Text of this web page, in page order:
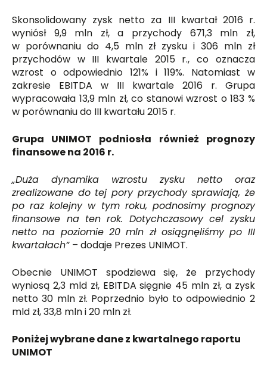
Skonsolidowany zysk netto za III kwartał 2016 r.
wyniósł 9,9 mln zł, a przychody 671,3 mln zł,
w porównaniu do 4,5 mln zł zysku i 306 mln zł
przychodów w III kwartale 2015 r., co oznacza
wzrost o odpowiednio 121% i 119%. Natomiast w
zakresie EBITDA w III kwartale 2016 r. Grupa
wypracowała 13,9 mln zł, co stanowi wzrost o 183 %
w porównaniu do III kwartału 2015 r.
Grupa UNIMOT podniosła również prognozy
finansowe na 2016 r.
„Duża dynamika wzrostu zysku netto oraz
zrealizowane do tej pory przychody sprawiają, że
po raz kolejny w tym roku, podnosimy prognozy
finansowe na ten rok. Dotychczasowy cel zysku
netto na poziomie 20 mln zł osiągnęliśmy po III
kwartałach” – dodaje Prezes UNIMOT.
Obecnie UNIMOT spodziewa się, że przychody
wyniosą 2,3 mld zł, EBITDA sięgnie 45 mln zł, a zysk
netto 30 mln zł. Poprzednio było to odpowiednio 2
mld zł, 33,8 mln i 20 mln zł.
Poniżej wybrane dane z kwartalnego raportu
UNIMOT